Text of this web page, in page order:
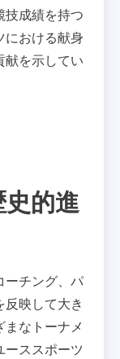
技成績を持つ
における献身
献を示してい
的進
ーチング、パ
映して大き
まなトーナメ
ーススポーツ